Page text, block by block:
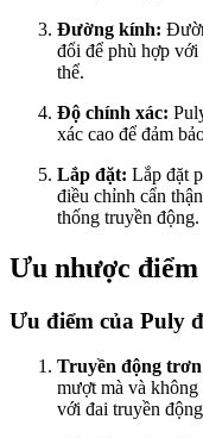
Đường kính:
đổi để phù hợp
thể.
Độ chính xác:
xác cao để đảm
Lắp đặt: Lắp đặt
điều chỉnh cẩn
thống truyền động.
Ưu nhược điểm
Ưu điểm của Puly
Truyền động
mượt mà và
với đai truyền